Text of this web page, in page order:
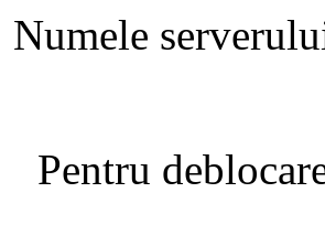
Numele
Pentru